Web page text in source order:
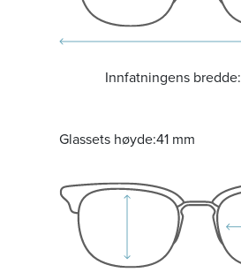
Innfatningens bredde:
Glassets høyde:41 mm